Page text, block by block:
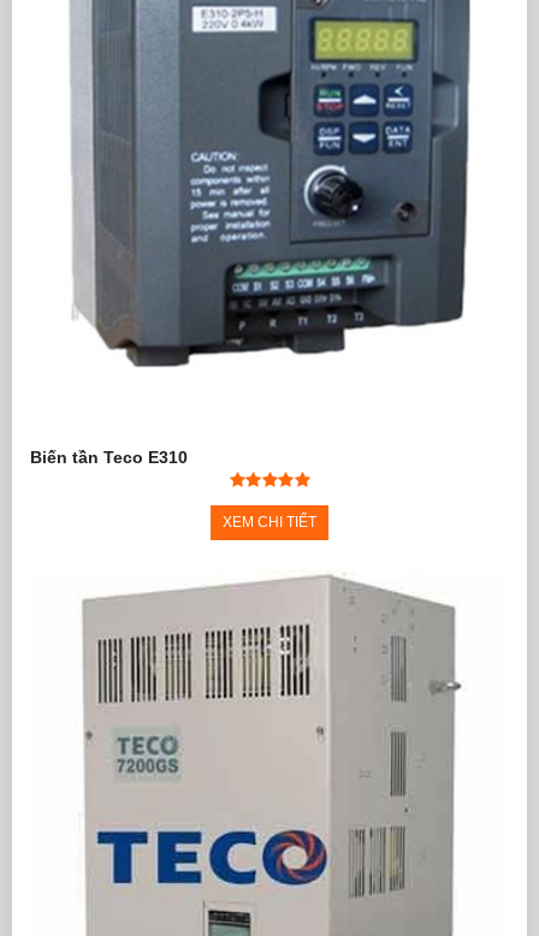
Biến tần Teco E310
XEM CHI TIẾT